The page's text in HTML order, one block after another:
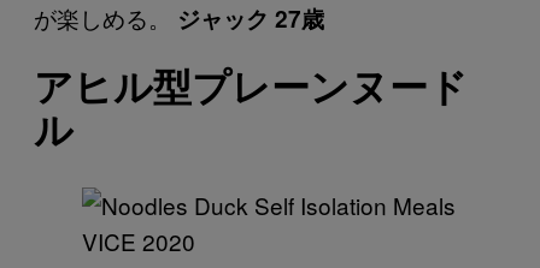
が楽しめる。 ジャック 27歳
アヒル型プレーンヌード
ル